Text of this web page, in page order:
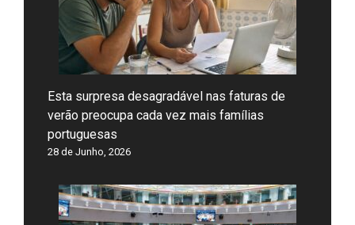
Esta surpresa desagradável nas faturas de
verão preocupa cada vez mais famílias
portuguesas
28 de Junho, 2026